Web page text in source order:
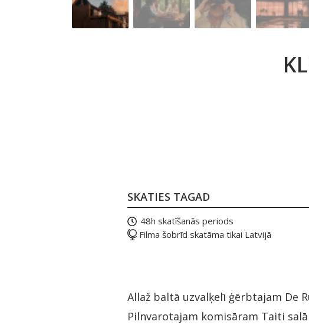
SKATIES TAGAD
48h skatīšanās periods
Filma šobrīd skatāma tikai Latvijā
Allaž baltā uzvalķelī ģērbtajam De
Pilnvarotajam komisāram Taiti